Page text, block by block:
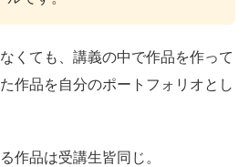
くても、講義の中で作品を作って
作品を自分のポートフォリオとし
作品は受講生皆同じ。